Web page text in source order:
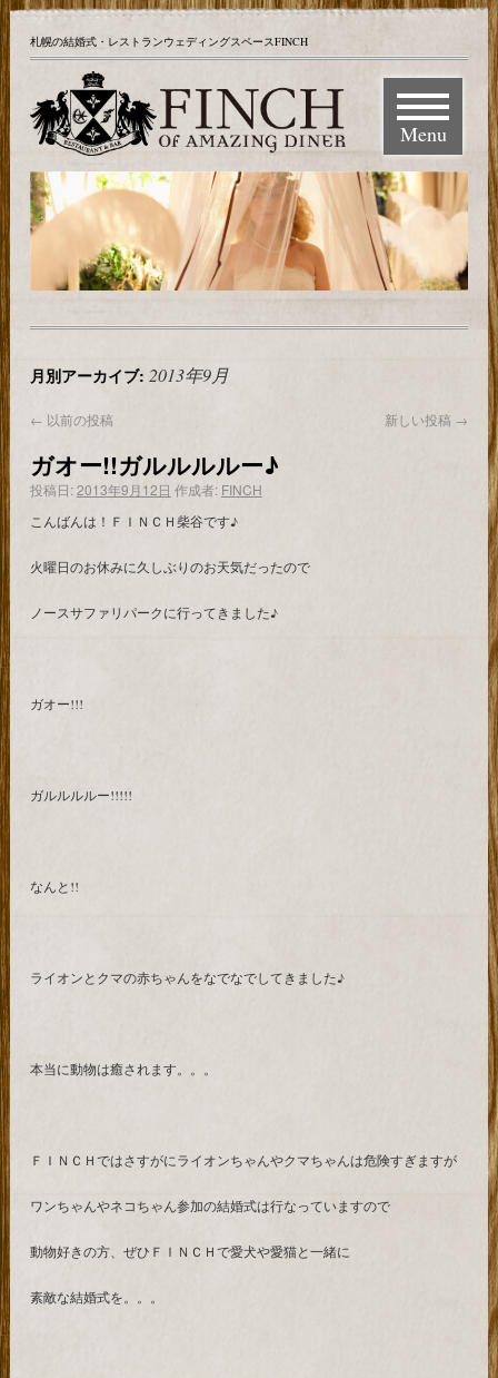
札幌の結婚式・レストランウェディングスペースFINCH
Menu
月別アーカイブ: 2013年9月
← 以前の投稿 新しい投稿 →
ガオー!!ガルルルルー♪
投稿日:2013年9月12日 作成者: FINCH
こんばんは！ＦＩＮＣＨ柴谷です♪
火曜日のお休みに久しぶりのお天気だったので
ノースサファリパークに行ってきました♪
ガオー!!!
ガルルルルー!!!!!
なんと!!
ライオンとクマの赤ちゃんをなでなでしてきました♪
本当に動物は癒されます。。。
ＦＩＮＣＨではさすがにライオンちゃんやクマちゃんは危険すぎますが
ワンちゃんやネコちゃん参加の結婚式は行なっていますので
動物好きの方、ぜひＦＩＮＣＨで愛犬や愛猫と一緒に
素敵な結婚式を。。。